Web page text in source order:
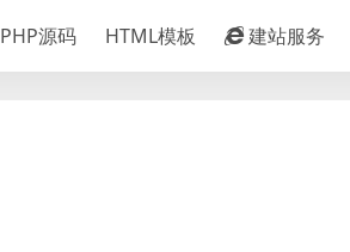
PHP源码 HTML模板 建站服务